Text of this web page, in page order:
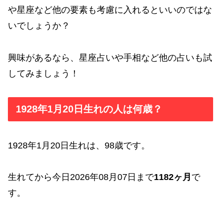
や星座など他の要素も考慮に入れるといいのではな
いでしょうか？
興味があるなら、星座占いや手相など他の占いも試
してみましょう！
1928年1月20日生れの人は何歳？
1928年1月20日生れは、98歳です。
生れてから今日2026年08月07日まで1182ヶ月 で
す。